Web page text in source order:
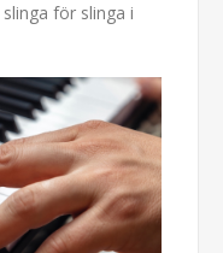
för slinga i